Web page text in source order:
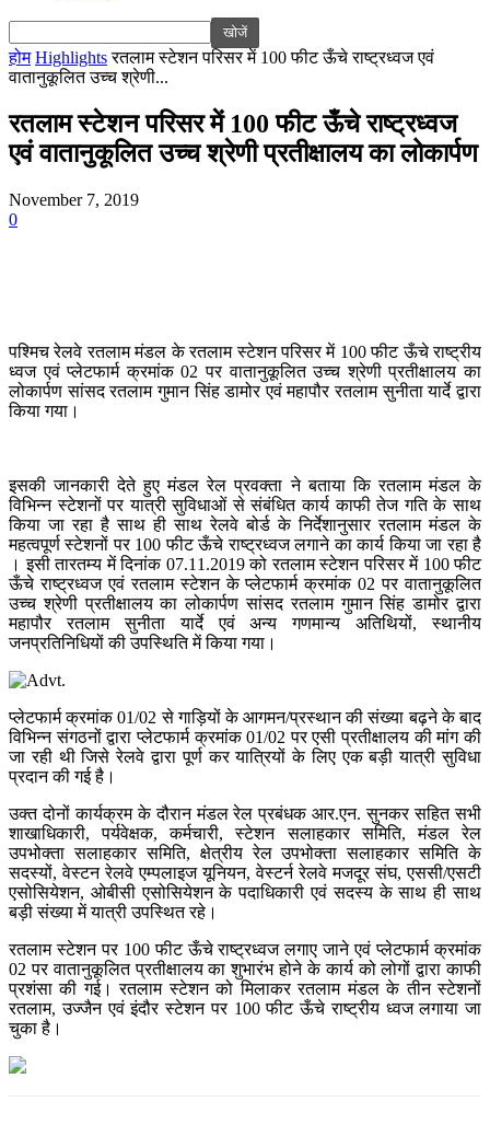
होम Highlights रतलाम स्टेशन परिसर में 100 फीट ऊँचे राष्ट्रध्वज एवं
वातानुकूलित उच्च श्रेणी...
रतलाम स्टेशन परिसर में 100 फीट ऊँचे राष्ट्रध्वज
एवं वातानुकूलित उच्च श्रेणी प्रतीक्षालय का लोकार्पण
November 7, 2019
0
पश्मिच रेलवे रतलाम मंडल के रतलाम स्टेशन परिसर में 100 फीट ऊँचे राष्ट्रीय
ध्वज एवं प्लेटफार्म क्रमांक 02 पर वातानुकूलित उच्च श्रेणी प्रतीक्षालय का
लोकार्पण सांसद रतलाम गुमान सिंह डामोर एवं महापौर रतलाम सुनीता यार्दे द्वारा
किया गया।
इसकी जानकारी देते हुए मंडल रेल प्रवक्ता ने बताया कि रतलाम मंडल के
विभिन्न स्टेशनों पर यात्री सुविधाओं से संबंधित कार्य काफी तेज गति के साथ
किया जा रहा है साथ ही साथ रेलवे बोर्ड के निर्देशानुसार रतलाम मंडल के
महत्वपूर्ण स्टेशनों पर 100 फीट ऊँचे राष्ट्रध्वज लगाने का कार्य किया जा रहा है
। इसी तारतम्य में दिनांक 07.11.2019 को रतलाम स्टेशन परिसर में 100 फीट
ऊँचे राष्ट्रध्वज एवं रतलाम स्टेशन के प्लेटफार्म क्रमांक 02 पर वातानुकूलित
उच्च श्रेणी प्रतीक्षालय का लोकार्पण सांसद रतलाम गुमान सिंह डामोर द्वारा
महापौर रतलाम सुनीता यार्दे एवं अन्य गणमान्य अतिथियों, स्थानीय
जनप्रतिनिधियों की उपस्थिति में किया गया।
प्लेटफार्म क्रमांक 01/02 से गाड़ियों के आगमन/प्रस्थान की संख्या बढ़ने के बाद
विभिन्न संगठनों द्वारा प्लेटफार्म क्रमांक 01/02 पर एसी प्रतीक्षालय की मांग की
जा रही थी जिसे रेलवे द्वारा पूर्ण कर यात्रियों के लिए एक बड़ी यात्री सुविधा
प्रदान की गई है।
उक्त दोनों कार्यक्रम के दौरान मंडल रेल प्रबंधक आर.एन. सुनकर सहित सभी
शाखाधिकारी, पर्यवेक्षक, कर्मचारी, स्टेशन सलाहकार समिति, मंडल रेल
उपभोक्ता सलाहकार समिति, क्षेत्रीय रेल उपभोक्ता सलाहकार समिति के
सदस्यों, वेस्टन रेलवे एम्पलाइज यूनियन, वेस्टर्न रेलवे मजदूर संघ, एससी/एसटी
एसोसियेशन, ओबीसी एसोसियेशन के पदाधिकारी एवं सदस्य के साथ ही साथ
बड़ी संख्या में यात्री उपस्थित रहे।
रतलाम स्टेशन पर 100 फीट ऊँचे राष्ट्रध्वज लगाए जाने एवं प्लेटफार्म क्रमांक
02 पर वातानुकूलित प्रतीक्षालय का शुभारंभ होने के कार्य को लोगों द्वारा काफी
प्रशंसा की गई। रतलाम स्टेशन को मिलाकर रतलाम मंडल के तीन स्टेशनों
रतलाम, उज्जैन एवं इंदौर स्टेशन पर 100 फीट ऊँचे राष्ट्रीय ध्वज लगाया जा
चुका है।